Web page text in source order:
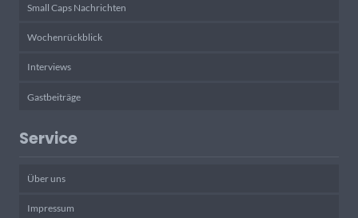
Small Caps Nachrichten
Wochenrückblick
Interviews
Gastbeiträge
Service
Über uns
Impressum